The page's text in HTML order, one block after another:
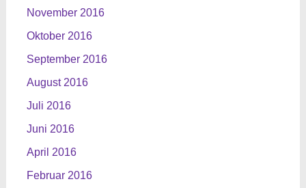
November 2016
Oktober 2016
September 2016
August 2016
Juli 2016
Juni 2016
April 2016
Februar 2016